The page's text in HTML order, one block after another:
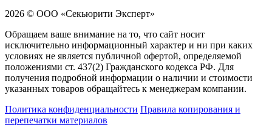
2026 © ООО «Секьюрити Эксперт»
Обращаем ваше внимание на то, что сайт носит
исключительно информационный характер и ни при каких
условиях не является публичной офертой, определяемой
положениями ст. 437(2) Гражданского кодекса РФ. Для
получения подробной информации о наличии и стоимости
указанных товаров обращайтесь к менеджерам компании.
Политика конфиденциальности Правила копирования и
перепечатки материалов